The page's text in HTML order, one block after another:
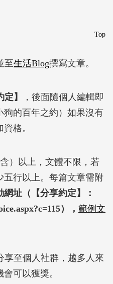
Top
至生活Blog撰寫文章。
】
，後面隨個人編輯即
狗的百年之約）如果沒有
格。
）以上，文體不限，若
五行以上。每篇文章需附
址（【分享約定】：
）， 範例文
享至個人社群，越多人來
可以獲獎。